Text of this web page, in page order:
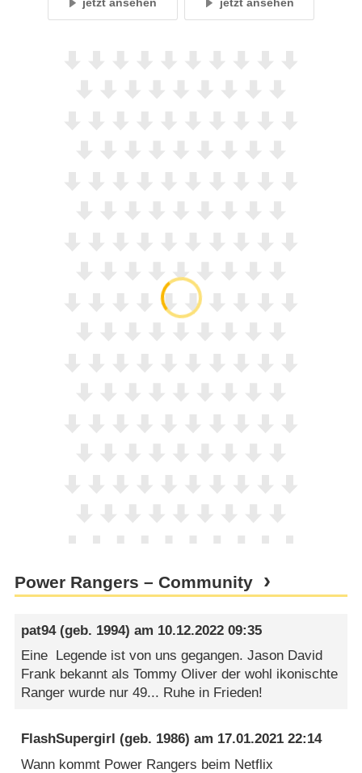
Power Rangers – Community
pat94(geb. 1994) am 10.12.2022 09:35
Eine Legende ist von uns gegangen. Jason David
Frank bekannt als Tommy Oliver der wohl ikonischte
Ranger wurde nur 49... Ruhe in Frieden!
FlashSupergirl (geb. 1986) am 17.01.2021 22:14
Wann kommt Power Rangers beim Netflix